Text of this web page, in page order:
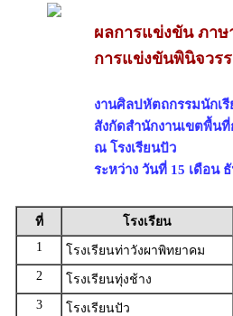
ผลการแข่งขัน ภาษ
การแข่งขันพินิจวร
งานศิลปหัตถกรรมนักเ
สังกัดสำนักงานเขตพื้น
ณ โรงเรียนปัว
ระหว่าง วันที่ 15 เดือน
ที่ โรงเรียน
1
โรงเรียนท่าวังผาพิทยาคม
2
โรงเรียนทุ่งช้าง
3
โรงเรียนปัว